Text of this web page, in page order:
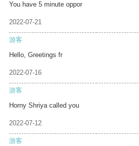
You have 5 minute oppor
2022-07-21
游客
Hello, Greetings fr
2022-07-16
游客
Horny Shriya called you
2022-07-12
游客